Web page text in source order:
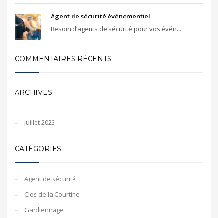
Agent de sécurité événementiel
Besoin d’agents de sécurité pour vos évén...
COMMENTAIRES RÉCENTS
ARCHIVES
juillet 2023
CATÉGORIES
Agent de sécurité
Clos de la Courtine
Gardiennage